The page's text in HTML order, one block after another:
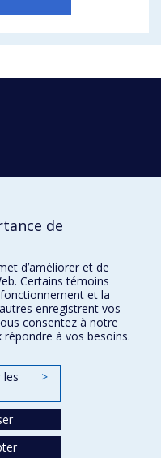
de
d’améliorer et de
Certains témoins
et la
enregistrent vos
consentez à notre
à vos besoins.
les
>